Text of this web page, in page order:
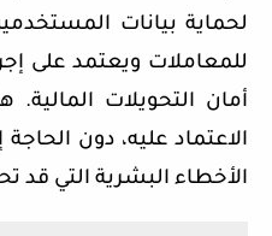
لحماية بيانات
للمعاملات ويعتمد على
أمان التحويلات المالية.
الاعتماد عليه، دون
الأخطاء البشرية التي قد